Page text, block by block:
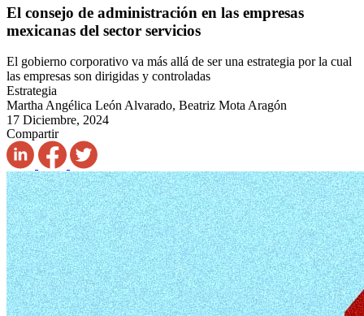
El consejo de administración en las empresas
mexicanas del sector servicios
El gobierno corporativo va más allá de ser una estrategia por la cual
las empresas son dirigidas y controladas
Estrategia
Martha Angélica León Alvarado, Beatriz Mota Aragón
17 Diciembre, 2024
Compartir